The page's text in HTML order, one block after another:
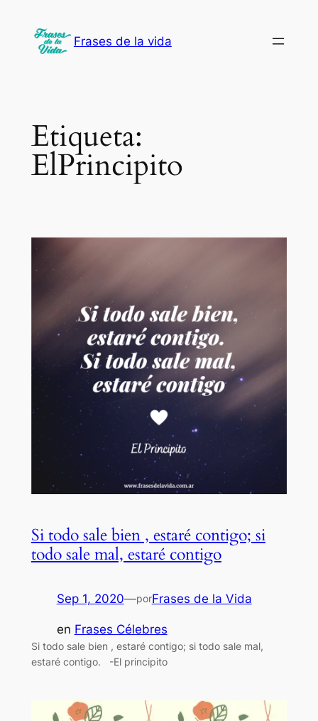
contenido
Frases de la vida
Etiqueta:
ElPrincipito
Si todo sale bien , estaré contigo; si
todo sale mal, estaré contigo
Sep 1, 2020—porFrases de la Vida
en Frases Célebres
Si todo sale bien , estaré contigo; si todo sale mal,
estaré contigo. -El principito